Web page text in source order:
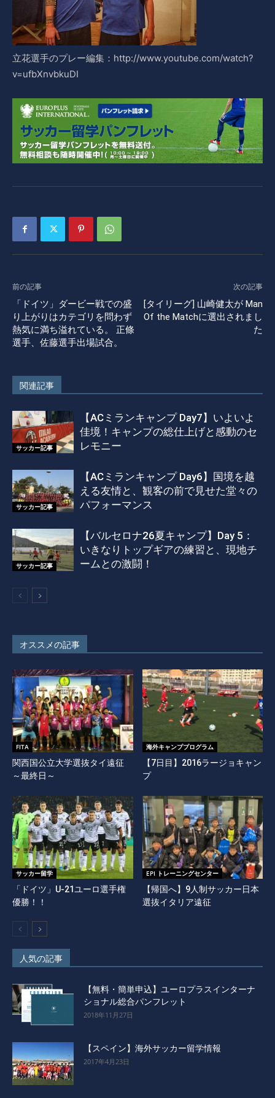
立花選手のプレー編集：http://www.youtube.com/watch?
v=ufbXnvbkuDI
前の記事
「ドイツ」ダービー戦での盛
り上がりはカテゴリを問わず
熱気に満ち溢れている。 正條
選手、佐藤選手出場試合。
次の記事
[タイリーグ] 山崎健太が Man
Of the Matchに選出されまし
た
関連記事
サッカー記事
【ACミランキャンプ Day7】いよいよ
佳境！キャンプの総仕上げと感動のセ
レモニー
サッカー記事
【ACミランキャンプ Day6】国境を越
える友情と、観客の前で見せた堂々の
パフォーマンス
サッカー記事
【バルセロナ26夏キャンプ】Day 5：
いきなりトップギアの練習と、現地チ
ームとの激闘！
オススメの記事
FITA
関西国公立大学選抜タイ遠征
～最終日～
海外キャンププログラム
【7日目】2016ラージョキャン
プ
サッカー留学
「ドイツ」U-21ユーロ選手権
優勝！！
EPI トレーニングセンター
【帰国へ】9人制サッカー日本
選抜イタリア遠征
人気の記事
【無料・簡単申込】ユーロプラスインターナ
ショナル総合パンフレット
2018年11月27日
【スペイン】海外サッカー留学情報
2017年4月23日